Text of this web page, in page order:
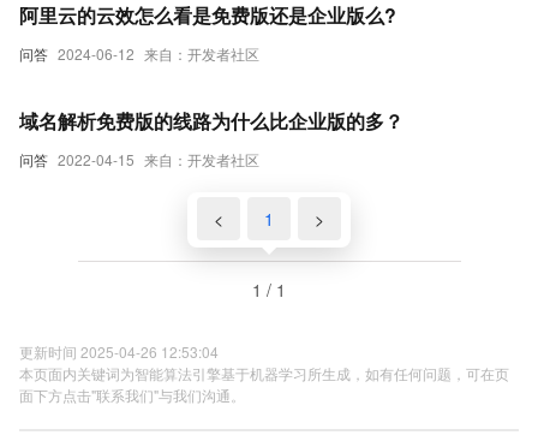
问答 2024-06-12 来自：开发者社区
阿里云的云效怎么看是免费版还是企业版么?
问答 2022-04-15 来自：开发者社区
域名解析免费版的线路为什么比企业版的多？
< 1 >
1 / 1
更新时间 2025-04-26 12:53:04
本页面内关键词为智能算法引擎基于机器学习所生成，如有任何问题，可在页
面下方点击"联系我们"与我们沟通。